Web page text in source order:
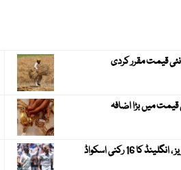
قیمت مقرر کردی
میں بڑا اضافہ
پاکستان کیخلاف ٹیسٹ سیریز ، انگلینڈ کا 16 رکنی اسکواڈ